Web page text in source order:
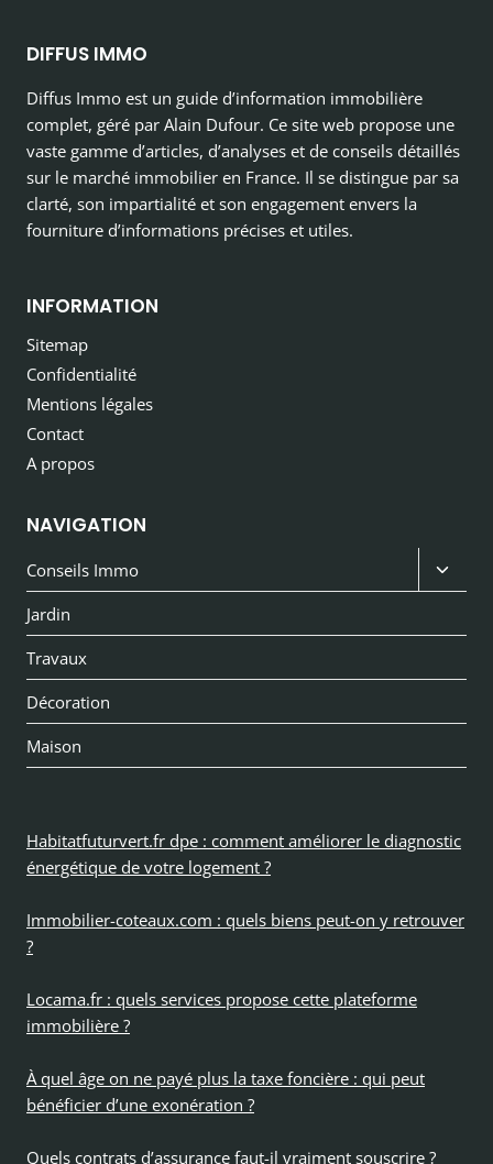
DIFFUS IMMO
Diffus Immo est un guide d’information immobilière
complet, géré par Alain Dufour. Ce site web propose une
vaste gamme d’articles, d’analyses et de conseils détaillés
sur le marché immobilier en France. Il se distingue par sa
clarté, son impartialité et son engagement envers la
fourniture d’informations précises et utiles.
INFORMATION
Sitemap
Confidentialité
Mentions légales
Contact
A propos
NAVIGATION
Conseils Immo
le
menu
Jardin
Travaux
Décoration
Maison
Habitatfuturvert.fr dpe : comment améliorer le diagnostic
énergétique de votre logement ?
Immobilier-coteaux.com : quels biens peut-on y retrouver
?
Locama.fr : quels services propose cette plateforme
immobilière ?
À quel âge on ne payé plus la taxe foncière : qui peut
bénéficier d’une exonération ?
Quels contrats d’assurance faut-il vraiment souscrire ?